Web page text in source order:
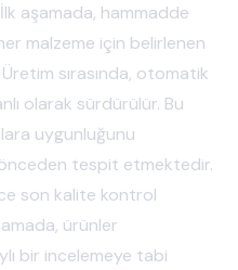
aşamada, hammadde
malzeme için belirlenen
sırasında, otomatik
olarak sürdürülür. Bu
uygunluğunu
tespit etmektedir.
son kalite kontrol
ürünler
bir incelemeye tabi